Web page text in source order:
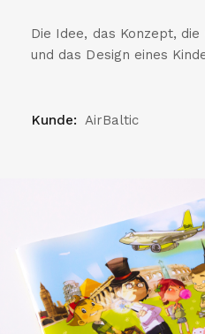
Die Idee, das Konzept,
und das Design eines
Kunde: AirBaltic